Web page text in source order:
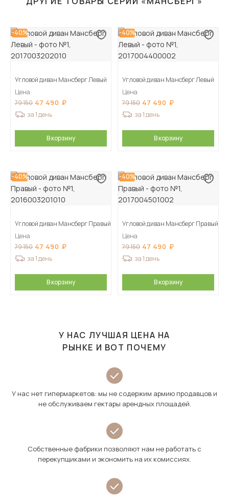
-40%
Угловой диван Мансберг Левый
Цена
79 150 47 490
за 1 день
В корзину
-40%
Угловой диван Мансберг Левый
Цена
79 150 47 490
за 1 день
В корзину
-40%
Угловой диван Мансберг Правый
Цена
79 150 47 490
за 1 день
В корзину
-40%
Угловой диван Мансберг Правый
Цена
79 150 47 490
за 1 день
В корзину
У НАС ЛУЧШАЯ ЦЕНА НА
РЫНКЕ И ВОТ ПОЧЕМУ
У нас нет гипермаркетов: мы не содержим армию продавцов и
не обслуживаем гектары арендных площадей.
Собственные фабрики позволяют нам не работать с
перекупщиками и экономить на их комиссиях.